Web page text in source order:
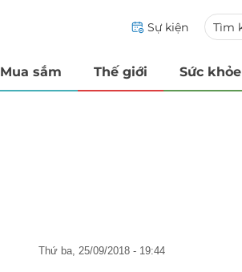
Sự kiện
Mua sắm Thế giới Sức khỏe
thứ ba, 25/09/2018 - 19:44